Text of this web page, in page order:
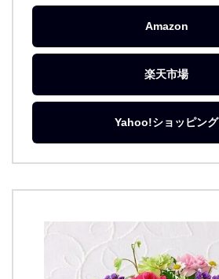
Amazon
楽天市場
Yahoo!ショッピング